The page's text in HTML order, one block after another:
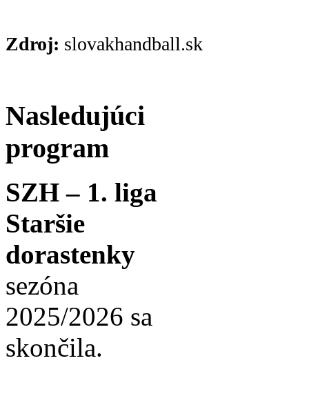
Zdroj: slovakhandball.sk
Nasledujúci
program
SZH – 1. liga
Staršie
dorastenky
sezóna
2025/2026 sa
skončila.